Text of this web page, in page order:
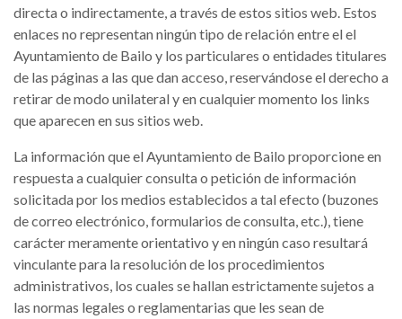
directa o indirectamente, a través de estos sitios web. Estos
enlaces no representan ningún tipo de relación entre el el
Ayuntamiento de Bailo y los particulares o entidades titulares
de las páginas a las que dan acceso, reservándose el derecho a
retirar de modo unilateral y en cualquier momento los links
que aparecen en sus sitios web.
La información que el Ayuntamiento de Bailo proporcione en
respuesta a cualquier consulta o petición de información
solicitada por los medios establecidos a tal efecto (buzones
de correo electrónico, formularios de consulta, etc.), tiene
carácter meramente orientativo y en ningún caso resultará
vinculante para la resolución de los procedimientos
administrativos, los cuales se hallan estrictamente sujetos a
las normas legales o reglamentarias que les sean de